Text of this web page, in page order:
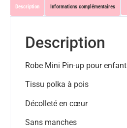
Description Informations complémentaires
Description
Robe Mini Pin-up pour enfant
Tissu polka à pois
Décolleté en cœur
Sans manches